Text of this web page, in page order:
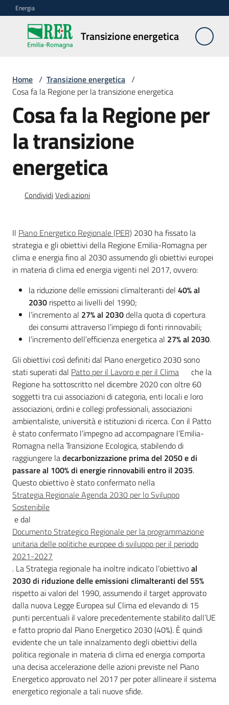
Vai al contenuto
Vai alla navigazione
Vai al footer
Energia
Transizione energetica
Transizione
energetica
Biometano
Idrogeno
verde
per
transizione
Low
Carbon
economy
Energia
Argomenti
Novità
Servizi
Leggi Atti Bandi
Piani Programmi
Progetti
Home / Transizione energetica /
Cosa fa la Regione per la transizione energetica
Cosa fa la Regione per
la transizione
energetica
CondividiVedi azioni
Il Piano Energetico Regionale (PER) 2030 ha fissato la
strategia e gli obiettivi della Regione Emilia-Romagna per
clima e energia fino al 2030 assumendo gli obiettivi europei
in materia di clima ed energia vigenti nel 2017, ovvero:
la riduzione delle emissioni climalteranti del 40% al
2030 rispetto ai livelli del 1990;
l’incremento al 27% al 2030della quota di copertura
dei consumi attraverso l’impiego di fonti rinnovabili;
l’incremento dell’efficienza energetica al 27% al 2030.
Gli obiettivi così definiti dal Piano energetico 2030 sono
stati superati dal Patto per il Lavoro e per il Clima
che la
Regione ha sottoscritto nel dicembre 2020 con oltre 60
soggetti tra cui associazioni di categoria, enti locali e loro
associazioni, ordini e collegi professionali, associazioni
ambientaliste, università e istituzioni di ricerca. Con il Patto
è stato confermato l’impegno ad accompagnare l’Emilia-
Romagna nella Transizione Ecologica, stabilendo di
raggiungere ladecarbonizzazione prima del 2050 e di
passare al 100% di energie rinnovabili entro il 2035.
Questo obiettivo è stato confermato nella
Strategia Regionale Agenda 2030 per lo Sviluppo
Sostenibile
e dal
Documento Strategico Regionale per la programmazione
unitaria delle politiche europee di sviluppo per il periodo
2021-2027
. La Strategia regionale ha inoltre indicato l’obiettivoal
2030 di riduzione delle emissioni climalteranti del 55%
rispetto ai valori del 1990, assumendo il target approvato
dalla nuova Legge Europea sul Clima ed elevando di 15
punti percentuali il valore precedentemente stabilito dall’UE
e fatto proprio dal Piano Energetico 2030 (40%). È quindi
evidente che un tale innalzamento degli obiettivi della
politica regionale in materia di clima ed energia comporta
una decisa accelerazione delle azioni previste nel Piano
Energetico approvato nel 2017 per poter allineare il sistema
energetico regionale a tali nuove sfide.